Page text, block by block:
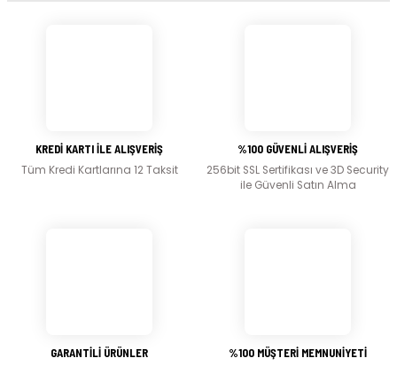
Ürün bilgilerinde hatalar bulunuyor.
Ürün fiyatı diğer sitelerden daha pahalı.
KREDİ KARTI İLE ALIŞVERİŞ
Tüm Kredi Kartlarına 12 Taksit
%100 GÜVENLİ ALIŞVERİŞ
256bit SSL Sertifikası ve 3D Security
ile Güvenli Satın Alma
GARANTİLİ ÜRÜNLER
%100 MÜŞTERİ MEMNUNİYETİ